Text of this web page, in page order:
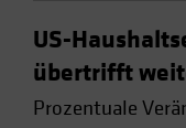
US-
übertrifft
Prozentuale